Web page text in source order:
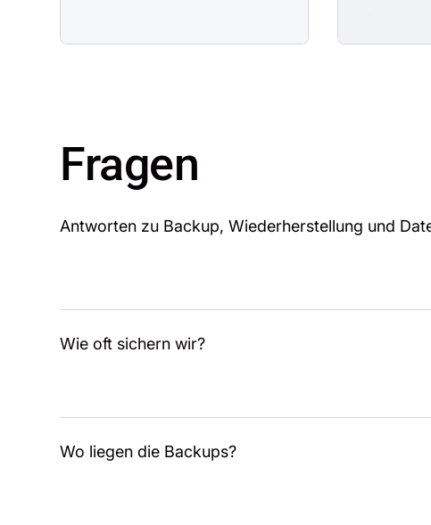
Fragen
Antworten zu Backup, Wiederherstellung und
Wie oft sichern wir?
Wo liegen die Backups?